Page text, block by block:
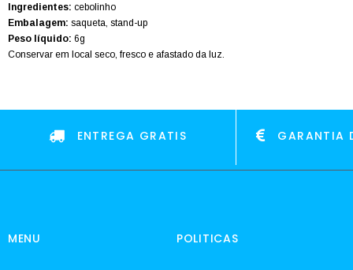
Ingredientes: cebolinho
Embalagem: saqueta, stand-up
Peso líquido: 6g
Conservar em local seco, fresco e afastado da luz.
ENTREGA GRATIS GARANTIA
MENU POLITICAS